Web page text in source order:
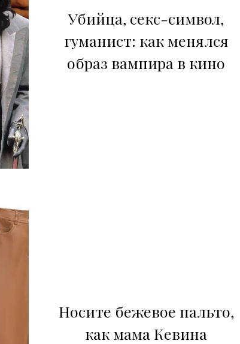
Убийца, секс-символ,
гуманист: как менялся
образ вампира в кино
Носите бежевое пальто,
как мама Кевина